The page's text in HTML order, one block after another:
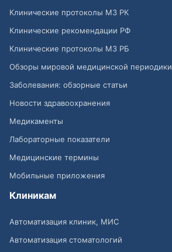
Клинические протоколы МЗ РК
Клинические рекомендации РФ
Клинические протоколы МЗ РБ
Обзоры мировой медицинской периодики
Заболевания: обзорные статьи
Новости здравоохранения
Медикаменты
Лабораторные показатели
Медицинские термины
Мобильные приложения
Клиникам
Автоматизация клиник, МИС
Автоматизация стоматологий